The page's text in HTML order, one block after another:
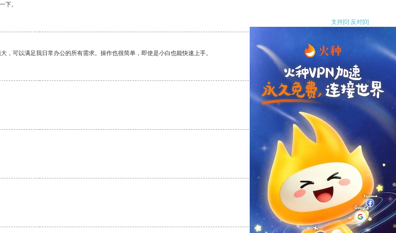
下。
支持[0] 反对[0]
可以满足我日常办公的所有需求。操作也很简单，即使是小白也能快速上手。
支持[0] 反对
支持
反对 [0]
支持[0] 反对[0]